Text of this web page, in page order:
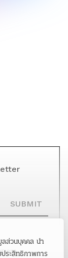
ลส่วนบุคคล นำ
ประสิทธิภาพการ
SUBMIT